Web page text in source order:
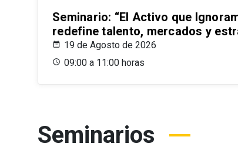
Seminario: “El Activo que
redefine talento, mercados y
19 de Agosto de 2026
09:00 a 11:00 horas
Seminarios